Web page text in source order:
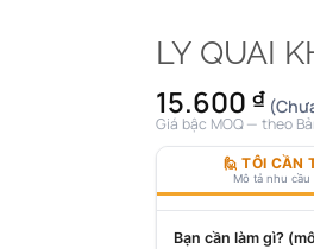
LY QUAI
15.600 ₫
Giá bậc MOQ — theo
🙋 TÔI CẦN
Mô tả nhu
Bạn cần làm gì?